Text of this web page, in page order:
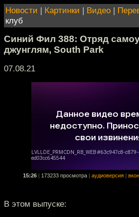
Новости | Картинки | Видео |
клуб
Синий Фил 388: Отряд
джунглям, South Park
07.08.21
15:26 173233 просмотра аудиоверсия
В этом выпуске: